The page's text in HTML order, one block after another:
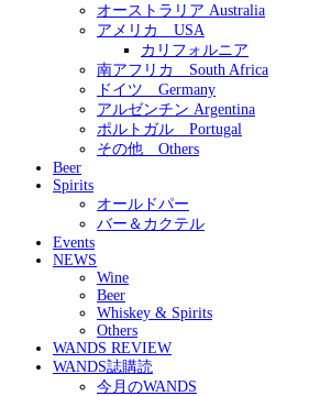
オーストラリア Australia
アメリカ USA
カリフォルニア
南アフリカ South Africa
ドイツ Germany
アルゼンチン Argentina
ポルトガル Portugal
その他 Others
Beer
Spirits
オールドパー
バー＆カクテル
Events
NEWS
Wine
Beer
Whiskey & Spirits
Others
WANDS REVIEW
WANDS誌購読
今月のWANDS